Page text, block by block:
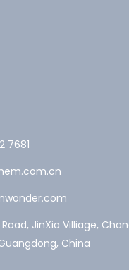
7681
Road, JinXia Villiage,
China